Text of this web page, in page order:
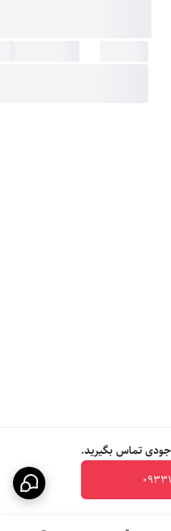
تماس بگیرید.